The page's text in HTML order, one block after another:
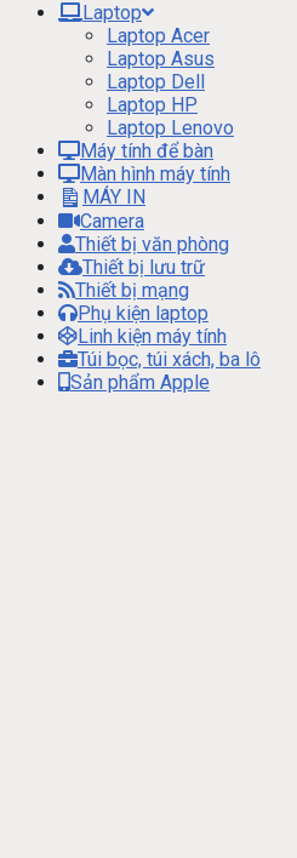
Laptop
Laptop Acer
Laptop Asus
Laptop Dell
Laptop HP
Laptop Lenovo
Máy tính để bàn
Màn hình máy tính
MÁY IN
Camera
Thiết bị văn phòng
Thiết bị lưu trữ
Thiết bị mạng
Phụ kiện laptop
Linh kiện máy tính
Túi bọc, túi xách, ba lô
Sản phẩm Apple